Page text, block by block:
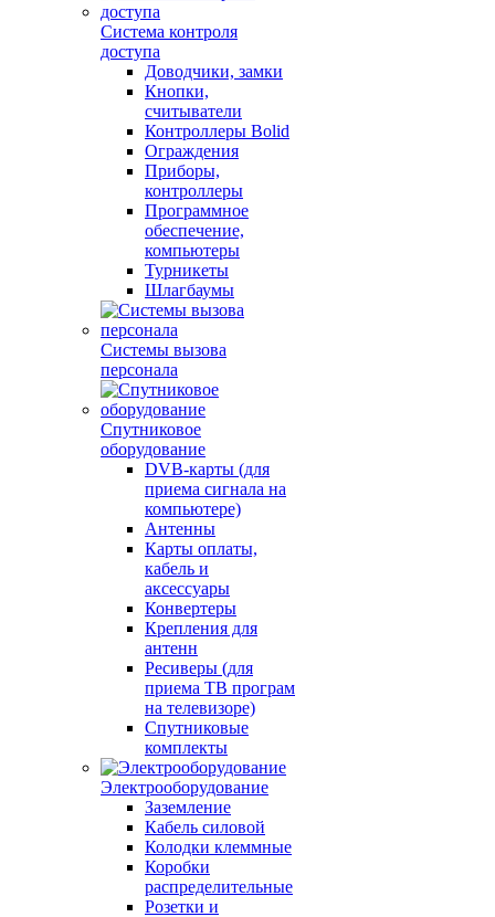
Система контроля
доступа
Доводчики, замки
Кнопки,
считыватели
Контроллеры Bolid
Ограждения
Приборы,
контроллеры
Программное
обеспечение,
компьютеры
Турникеты
Шлагбаумы
Системы вызова
персонала
Спутниковое
оборудование
DVB-карты (для
приема сигнала на
компьютере)
Антенны
Карты оплаты,
кабель и
аксессуары
Конвертеры
Крепления для
антенн
Ресиверы (для
приема ТВ програм
на телевизоре)
Спутниковые
комплекты
Электрооборудование
Заземление
Кабель силовой
Колодки клеммные
Коробки
распределительные
Розетки и